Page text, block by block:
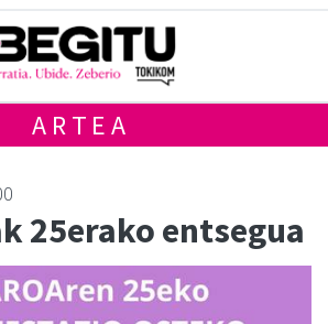
ARTEA
25erako entsegua